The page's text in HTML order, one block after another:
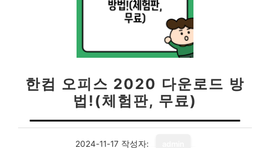
한컴 오피스 2020 다운로드 방
법!(체험판, 무료)
2024-11-17 작성자: